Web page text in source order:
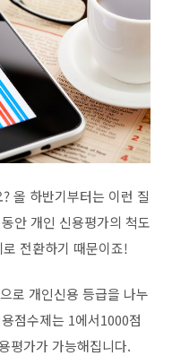
올 하반기부터는 이런 질
안 개인 신용평가의 척도
전환하기 때문이죠!
로 개인신용 등급을 나누
점수제는 1에서1000점
평가가 가능해집니다.